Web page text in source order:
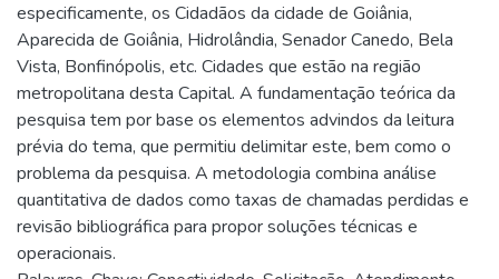
especificamente, os Cidadãos da cidade de Goiânia,
Aparecida de Goiânia, Hidrolândia, Senador Canedo, Bela
Vista, Bonfinópolis, etc. Cidades que estão na região
metropolitana desta Capital. A fundamentação teórica da
pesquisa tem por base os elementos advindos da leitura
prévia do tema, que permitiu delimitar este, bem como o
problema da pesquisa. A metodologia combina análise
quantitativa de dados como taxas de chamadas perdidas e
revisão bibliográfica para propor soluções técnicas e
operacionais.